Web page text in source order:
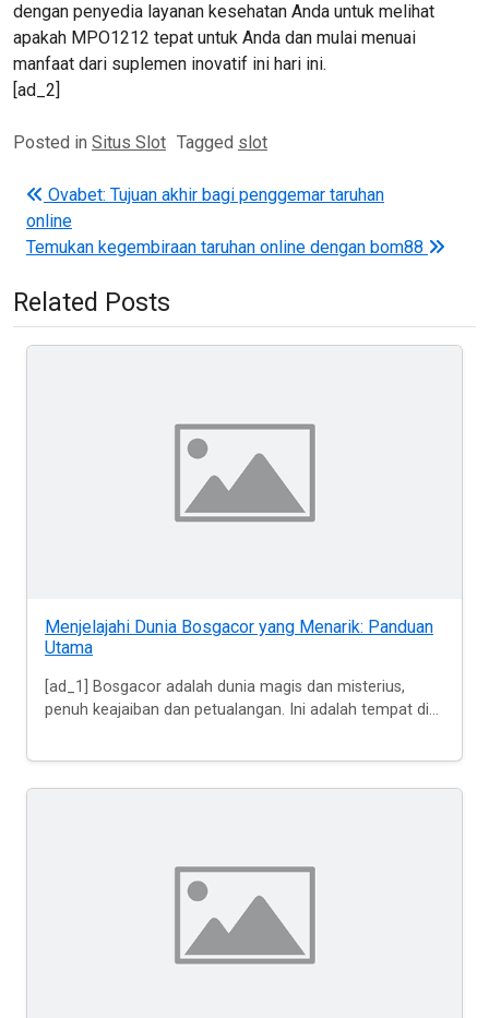
dengan penyedia layanan kesehatan Anda untuk melihat
apakah MPO1212 tepat untuk Anda dan mulai menuai
manfaat dari suplemen inovatif ini hari ini.
[ad_2]
Posted in Situs Slot Tagged slot
Post navigation
Ovabet: Tujuan akhir bagi penggemar taruhan
online
Temukan kegembiraan taruhan online dengan bom88
Related Posts
Menjelajahi Dunia Bosgacor yang Menarik: Panduan
Utama
[ad_1] Bosgacor adalah dunia magis dan misterius,
penuh keajaiban dan petualangan. Ini adalah tempat di...